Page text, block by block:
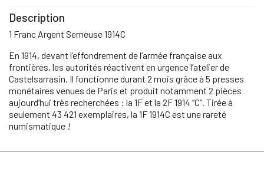
Description
1 Franc Argent Semeuse 1914C
En 1914, devant l’effondrement de l’armée française aux
frontières, les autorités réactivent en urgence l’atelier de
Castelsarrasin. Il fonctionne durant 2 mois grâce à 5 presses
monétaires venues de Paris et produit notamment 2 pièces
aujourd’hui très recherchées : la 1F et la 2F 1914 “C”. Tirée à
seulement 43 421 exemplaires, la 1F 1914C est une rareté
numismatique !